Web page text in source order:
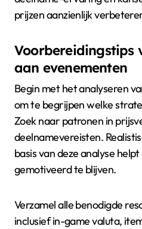
prijzen aanzienlijk
Voorbereidingstips
aan evenementen
Begin met het analyseren
om te begrijpen welke
Zoek naar patronen in
deelnamevereisten.
basis van deze analyse
gemotiveerd te blijven.
Verzamel alle benodigde
inclusief in-game valuta,